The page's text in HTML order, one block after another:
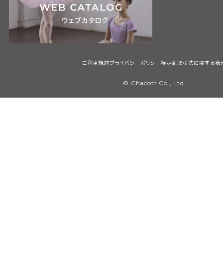
ご利用規約プライバシーポリシー特定商取引法に関する表
© Chacott Co., Ltd.